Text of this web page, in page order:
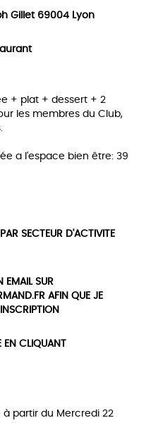
Gillet 69004 Lyon
+ plat + dessert + 2
les membres du Club,
a l'espace bien être: 39
SECTEUR D'ACTIVITE
EMAIL SUR
AFIN QUE JE
EN CLIQUANT
partir du Mercredi 22